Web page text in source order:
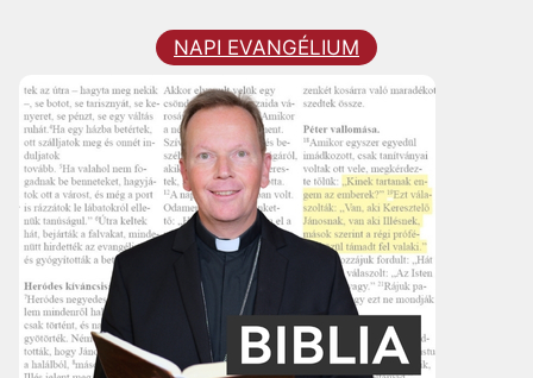
NAPI EVANGÉLIUM